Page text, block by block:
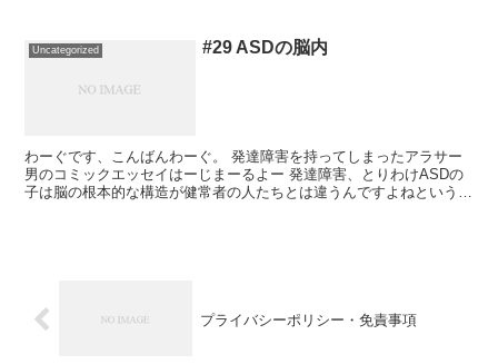
Uncategorized #29 ASDの脳内
わーぐです、こんばんわーぐ。 発達障害を持ってしまったアラサー
男のコミックエッセイはーじまーるよー 発達障害、とりわけASDの
子は脳の根本的な構造が健常者の人たちとは違うんですよねという話
プライバシーポリシー・免責事項